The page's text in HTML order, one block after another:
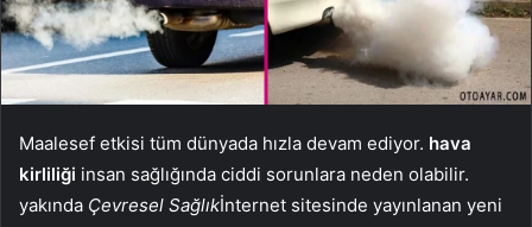
Maalesef etkisi tüm dünyada hızla devam ediyor. hava
kirliliği insan sağlığında ciddi sorunlara neden olabilir.
yakında Çevresel Sağlıkİnternet sitesinde yayınlanan yeni